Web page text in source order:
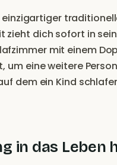
dich sofort in
mit einem
eine weitere
dem ein Kind
in das Leben